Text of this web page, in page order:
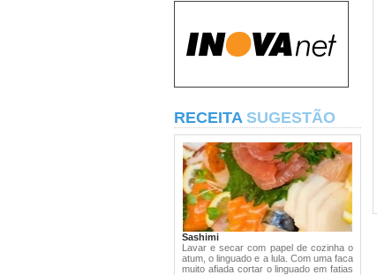
RECEITA SUGESTÃO
Sashimi
Lavar e secar com papel de cozinha o
atum, o linguado e a lula. Com uma faca
muito afiada cortar o linguado em fatias